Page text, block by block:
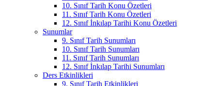
10. Sınıf Tarih Konu Özetleri
11. Sınıf Tarih Konu Özetleri
12. Sınıf İnkılap Tarihi Konu Özetleri
Sunumlar
9. Sınıf Tarih Sunumları
10. Sınıf Tarih Sunumları
11. Sınıf Tarih Sunumları
12. Sınıf İnkılap Tarihi Sunumları
Ders Etkinlikleri
9. Sınıf Tarih Etkinlikleri